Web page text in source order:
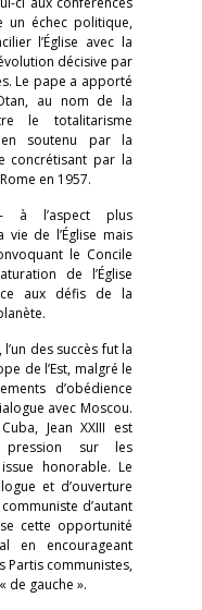
un échec politique,
l’Église avec la
décisive par
Le pape a apporté
au nom de la
le totalitarisme
soutenu par la
concrétisant par la
en 1957.
à l’aspect plus
de l’Église mais
le Concile
de l’Église
aux défis de la
des succès fut la
de l’Est, malgré le
d’obédience
avec Moscou.
Jean XXIII est
pression sur les
honorable. Le
et d’ouverture
d’autant
cette opportunité
en encourageant
Partis communistes,
de gauche ».